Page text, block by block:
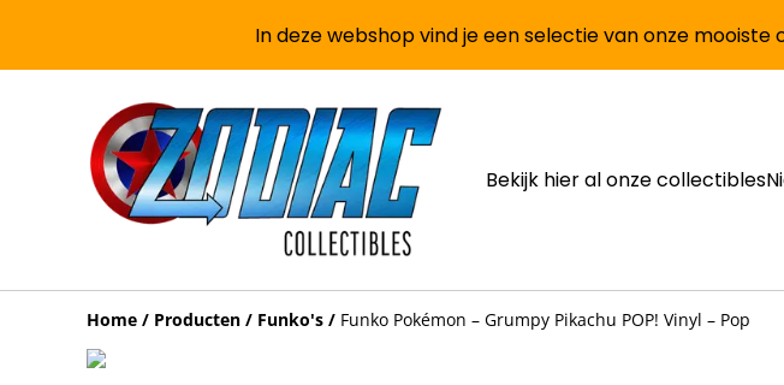
In deze webshop vind je een selectie van onze
Bekijk hier al onze collectibles
Home / Producten / Funko's / Funko Pokémon – Grumpy Pikachu POP! Vinyl – Pop